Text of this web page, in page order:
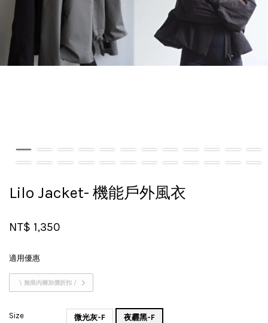
Lilo Jacket- 機能戶外風衣
NT$ 1,350
適用優惠
\ 無痕內褲加價折扣 /
Size 微光灰-F 夜霾黑-F